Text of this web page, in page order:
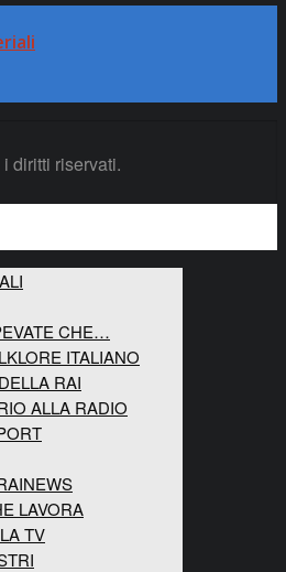
diritti riservati.
CHE…
ITALIANO
RAI
ALLA RADIO
LAVORA
TV